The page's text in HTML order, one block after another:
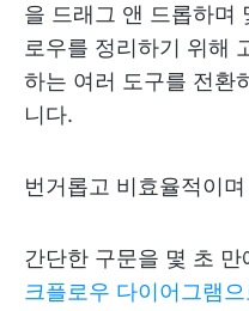
을 드래그 앤 드롭하며
로우를 정리하기 위해
하는 여러 도구를 전환
니다.
번거롭고 비효율적이
간단한 구문을 몇 초
크플로우 다이어그램으